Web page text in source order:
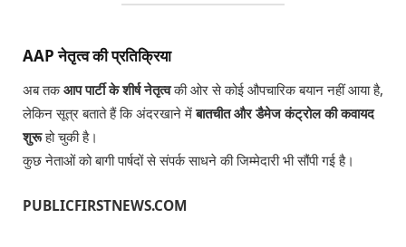
AAP नेतृत्व की प्रतिक्रिया
अब तकआप पार्टी के शीर्ष नेतृत्वकी ओर से कोई औपचारिक बयान नहीं आया है,
लेकिन सूत्र बताते हैं कि अंदरखाने मेंबातचीत और डैमेज कंट्रोल की कवायद
शुरूहो चुकी है।
कुछ नेताओं को बागी पार्षदों से संपर्क साधने की जिम्मेदारी भी सौंपी गई है।
PUBLICFIRSTNEWS.COM